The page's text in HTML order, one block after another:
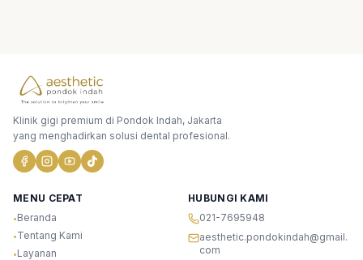
Klinik gigi premium di Pondok Indah, Jakarta
yang menghadirkan solusi dental profesional.
MENU CEPAT
•Beranda
•Tentang Kami
•Layanan
HUBUNGI KAMI
021-7695948
aesthetic.pondokindah@gmail.
com